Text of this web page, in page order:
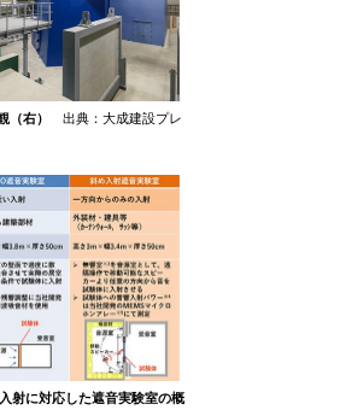
（右）
出典：大成建設プレ
射に対応した遮音実験室の概